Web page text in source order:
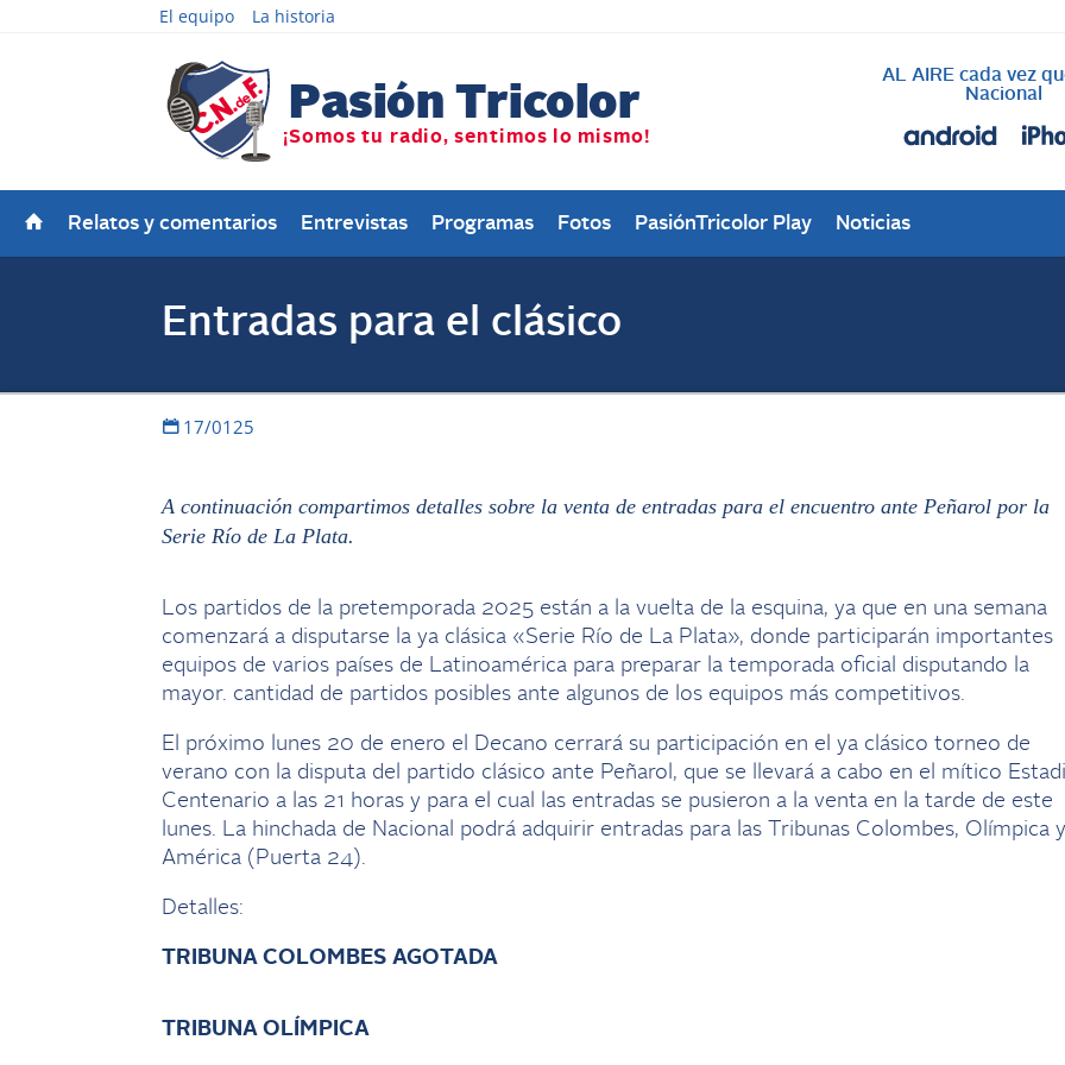
El equipo La historia
AL AIRE cada vez
Nacional
Descargá nuestra
escuchanos en tu
Relatos y comentarios Entrevistas Programas Fotos PasiónTricolor Play Noticias
Entradas para el clásico
17/0125
A continuación compartimos detalles sobre la venta de entradas para el encuentro ante Peñarol por la
Serie Río de La Plata.
Los partidos de la pretemporada 2025 están a la vuelta de la esquina, ya que en una semana
comenzará a disputarse la ya clásica «Serie Río de La Plata», donde participarán importantes
equipos de varios países de Latinoamérica para preparar la temporada oficial disputando la
mayor. cantidad de partidos posibles ante algunos de los equipos más competitivos.
El próximo lunes 20 de enero el Decano cerrará su participación en el ya clásico torneo de
verano con la disputa del partido clásico ante Peñarol, que se llevará a cabo en el mítico
Centenario a las 21 horas y para el cual las entradas se pusieron a la venta en la tarde de este
lunes. La hinchada de Nacional podrá adquirir entradas para las Tribunas Colombes, Olímpica y
América (Puerta 24).
Detalles:
TRIBUNA COLOMBES AGOTADA
TRIBUNA OLÍMPICA